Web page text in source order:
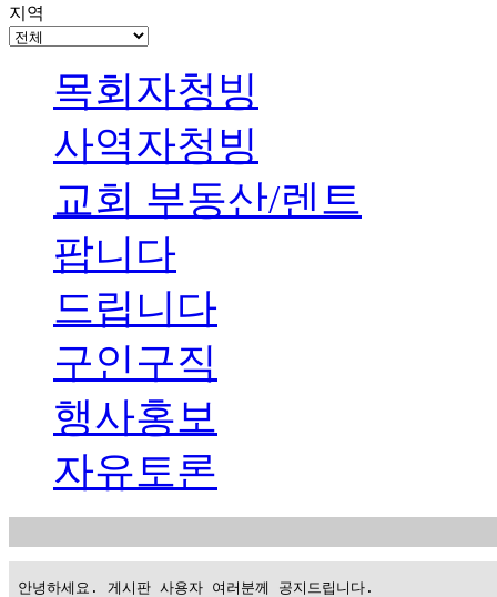
지역
목회자청빙
사역자청빙
교회 부동산/렌트
팝니다
드립니다
구인구직
행사홍보
자유토론
안녕하세요. 게시판 사용자 여러분께 공지드립니다.